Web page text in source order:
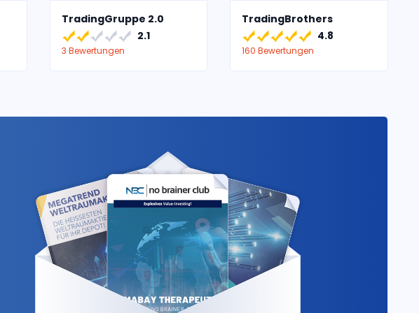
TradingGruppe 2.0
2.1
3 Bewertungen
TradingBrothers
4.8
160 Bewertungen